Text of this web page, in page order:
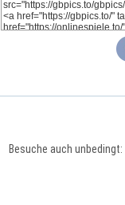
Besuche auch unbedingt: